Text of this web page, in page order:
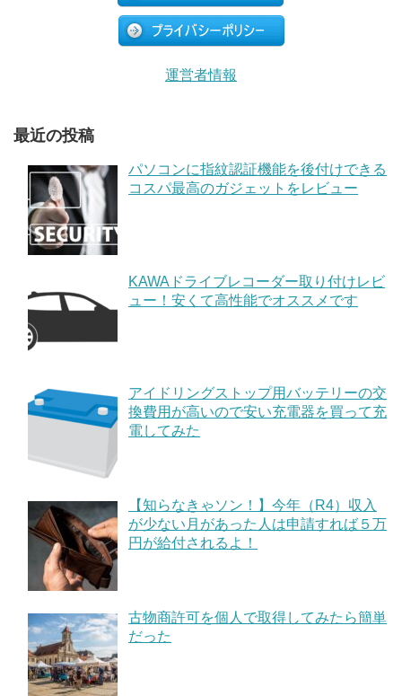
運営者情報
最近の投稿
パソコンに指紋認証機能を後付けできる
コスパ最高のガジェットをレビュー
KAWAドライブレコーダー取り付けレビ
ュー！安くて高性能でオススメです
アイドリングストップ用バッテリーの交
換費用が高いので安い充電器を買って充
電してみた
【知らなきゃソン！】今年（R4）収入
が少ない月があった人は申請すれば５万
円が給付されるよ！
古物商許可を個人で取得してみたら簡単
だった